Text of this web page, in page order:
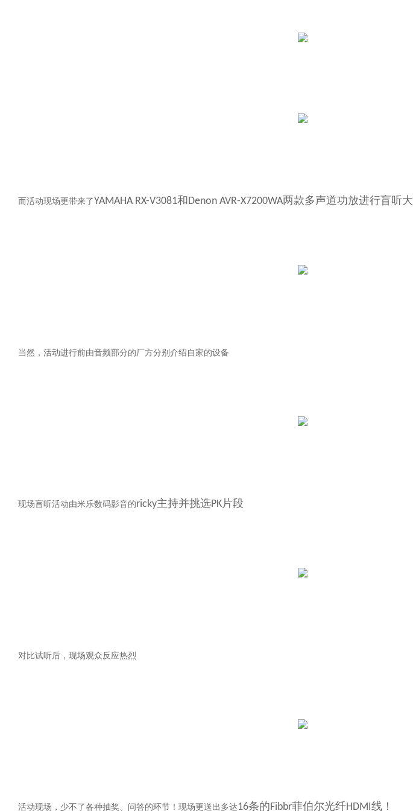
而活动现场更带来了YAMAHA RX-V3081和Denon AVR-X7200WA两款多声道功放进行盲听大
当然，活动进行前由音频部分的厂方分别介绍自家的设备
现场盲听活动由米乐数码影音的ricky主持并挑选PK片段
对比试听后，现场观众反应热烈
活动现场，少不了各种抽奖、问答的环节！现场更送出多达16条的Fibbr菲伯尔光纤HDMI 线！